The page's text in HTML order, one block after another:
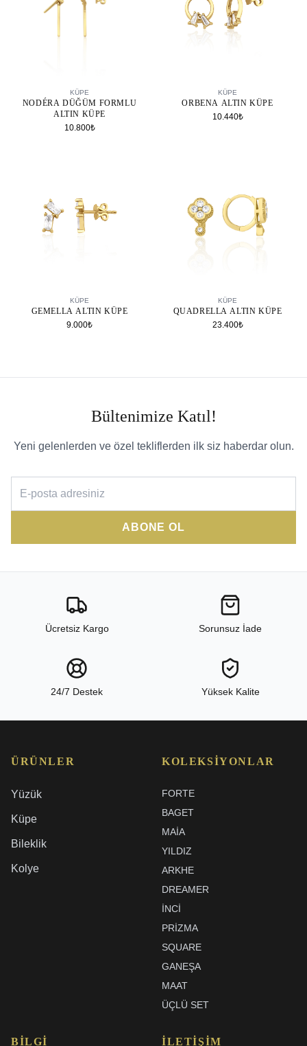
KÜPE
NODÉRA DÜĞÜM FORMLU
ALTIN KÜPE
10.800₺
KÜPE
ORBENA ALTIN KÜPE
10.440₺
KÜPE
GEMELLA ALTIN KÜPE
9.000₺
KÜPE
QUADRELLA ALTIN KÜPE
23.400₺
Bültenimize Katıl!
Yeni gelenlerden ve özel tekliflerden ilk siz haberdar olun.
ABONE OL
Ücretsiz Kargo Sorunsuz İade
24/7 Destek Yüksek Kalite
ÜRÜNLER
Yüzük
Küpe
Bileklik
Kolye
KOLEKSIYONLAR
FORTE
BAGET
MAIA
YILDIZ
ARKHE
DREAMER
İNCI
PRIZMA
SQUARE
GANEŞA
MAAT
ÜÇLÜ SET
BILGI İLETIŞIM